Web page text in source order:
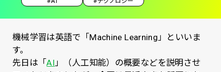
イ
機械学習は英語で「Machine Learning」といいま
す。
先日は「AI 」（人工知能）の概要などを説明させ